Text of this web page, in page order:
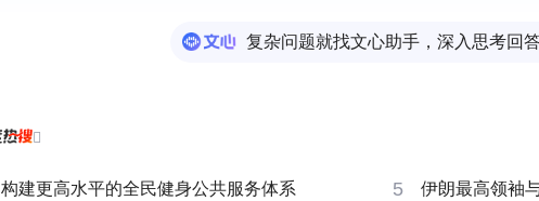
复杂问题就找文心助手，深入思考回

构建更高水平的全民健身公共服务体系 5 伊朗最高领袖